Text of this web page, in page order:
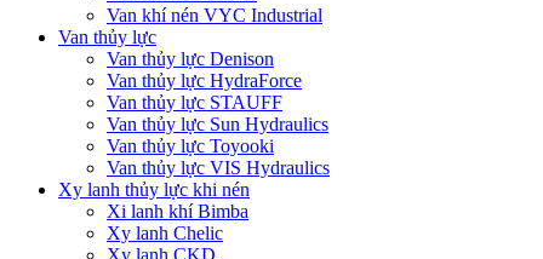
Van khí nén VYC Industrial
Van thủy lực
Van thủy lực Denison
Van thủy lực HydraForce
Van thủy lực STAUFF
Van thủy lực Sun Hydraulics
Van thủy lực Toyooki
Van thủy lực VIS Hydraulics
Xy lanh thủy lực khi nén
Xi lanh khí Bimba
Xy lanh Chelic
Xy lanh CKD